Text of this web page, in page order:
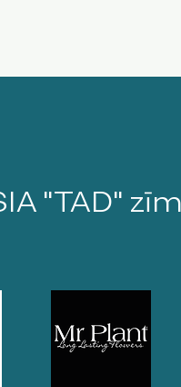
"TAD"